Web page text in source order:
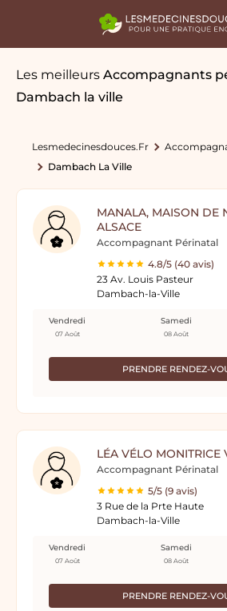
Les meilleurs Accompagnants
Dambach la ville
Lesmedecinesdouces.fr
Dambach La Ville
MANALA, MAISON DE
ALSACE
Accompagnant Périnatal
4.8/5 (40 avis)
23 Av. Louis Pasteur
Dambach-la-Ville
PRENDRE RENDEZ-
Vendredi
07 Août
Samedi
08 Août
LÉA VÉLO MONITRICE
Accompagnant Périnatal
5/5 (9 avis)
3 Rue de la Prte Haute
Dambach-la-Ville
PRENDRE RENDEZ-
Vendredi
07 Août
Samedi
08 Août